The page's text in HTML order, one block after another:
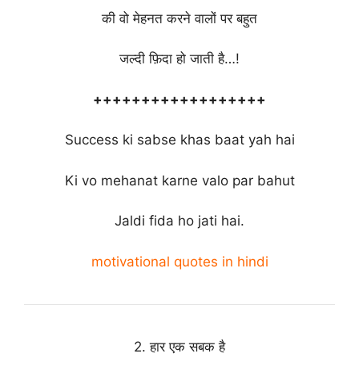
की वो मेहनत करने वालों पर बहुत
जल्दी फ़िदा हो जाती है…!
++++++++++++++++++
Success ki sabse khas baat yah hai
Ki vo mehanat karne valo par bahut
Jaldi fida ho jati hai.
motivational quotes in hindi
2. हार एक सबक है